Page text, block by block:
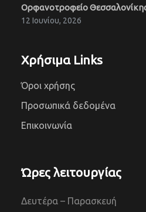
Ορφανοτροφείο
12 Ιουνίου, 2026
Χρήσιμα Links
Όροι χρήσης
Προσωπικά δεδομένα
Επικοινωνία
Ώρες λειτουργίας
Δευτέρα – Παρασκευή